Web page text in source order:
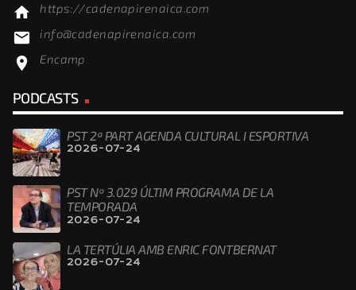
home https://cadenapirenaica.com
email info@cadenapirenaica.com
location_on Encamp
PODCASTS
PST 2ª PART AGENDA CULTURAL I ESPORTIVA
2026-07-24
PST Nº 3.029 ÚLTIM PROGRAMA DE LA
TEMPORADA
2026-07-24
LA TERTÚLIA AMB ENRIC FONTBERNAT
2026-07-24